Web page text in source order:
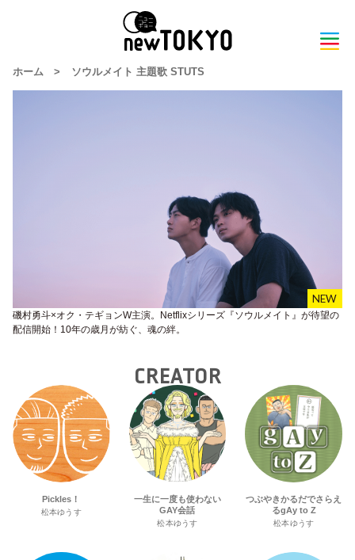
ホーム > ソウルメイト 主題歌 STUTS
磯村勇斗×オク・テギョンW主演。Netflixシリーズ『ソウルメイト』が待望の
配信開始！10年の歳月が紡ぐ、魂の絆。
CREATOR
Pickles！
松本ゆうす
一生に一度も使わない
GAY会話
松本ゆうす
つぶやきかるだでさらえ
るgAy to Z
松本ゆうす